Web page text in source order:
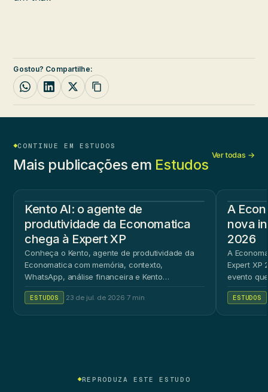
Gostou? Compartilhe:
CONTINUE EM ESTUDOS
Mais publicações em Estudos
Ver todas →
Kento AI: o agente de
produtividade da Economatica
chega à Expert XP
Conheça o Kento, agente de produtividade da
Economatica com memória, contexto,
WhatsApp, análise financeira e Kento
ESTUDOS 23 de jul. de 2026 7 min
A
nova
2026
A
Expert XP
evento
ESTUDOS
REPRODUZA ESTE ESTUDO